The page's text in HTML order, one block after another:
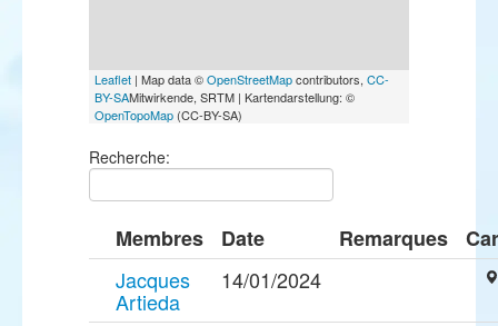
Leaflet | Map data ©OpenStreetMapcontributors, CC-
BY-SAMitwirkende, SRTM | Kartendarstellung: ©
OpenTopoMap (CC-BY-SA)
Recherche:
Membres Date Remarques
Jacques
Artieda
14/01/2024